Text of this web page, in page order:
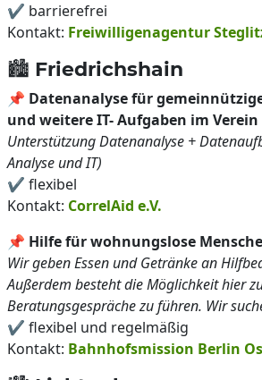
✔️ barrierefrei
Kontakt: Freiwilligenagentur
🏙️ Friedrichshain
📌 Datenanalyse für
und weitere IT- Aufgaben im Verein
Unterstützung Datenanalyse +
Analyse und IT)
✔️ flexibel
Kontakt: CorrelAid e.V.
📌 Hilfe für wohnungslose
Wir geben Essen und Getränke an
Außerdem besteht die Möglichkeit hier
Beratungsgespräche zu führen. Wir
✔️ flexibel und regelmäßig
Kontakt: Bahnhofsmission Berlin